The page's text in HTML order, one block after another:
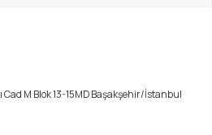
Çeşitli seri ve hacimlerde
tüm işletmelere hizmet vererek
Son teknoloji ile üretim yapan
çok az rastlanan arızalardır.
Cad M Blok 13-15MD Başakşehir/İstanbul